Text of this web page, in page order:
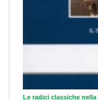
Le radici classiche